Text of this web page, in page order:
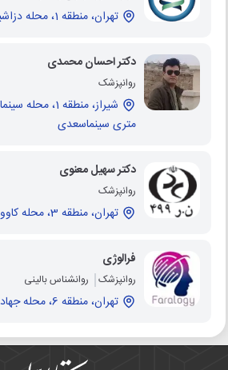
تهران، منطقه 1، محله دزاشیب، باهنر
دکتر احسان محمدی
روانپزشک
متری سینماسعدی
دکتر سهیل معنوی
روانپزشک
تهران، منطقه 3، محله کاووسیه، خیابان آفریقا
فرالوژی
روانپزشک روانشناس بالینی
تهران، منطقه 6، محله جهاد، خیابان اسدآبادی